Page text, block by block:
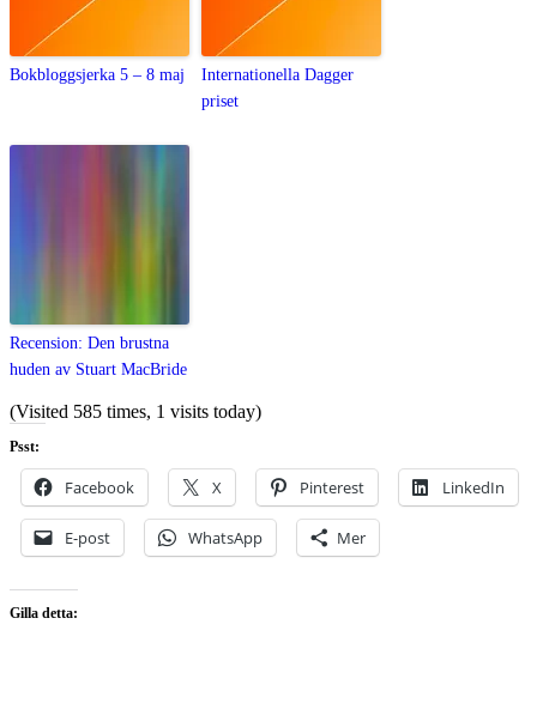
Bokbloggsjerka 5 – 8 maj
Internationella Dagger
priset
Recension: Den brustna
huden av Stuart MacBride
(Visited 585 times, 1 visits today)
Psst:
Facebook X Pinterest LinkedIn
E-post WhatsApp Mer
Gilla detta: